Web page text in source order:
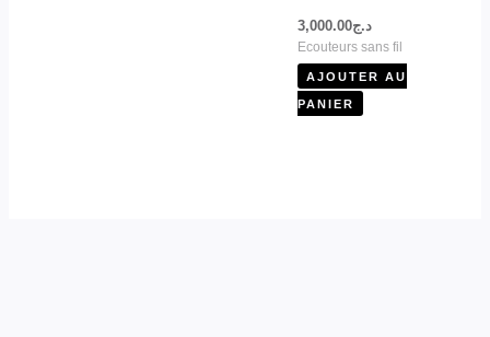
د.ج3,000.00
Ecouteurs sans fil
AJOUTER AU
PANIER